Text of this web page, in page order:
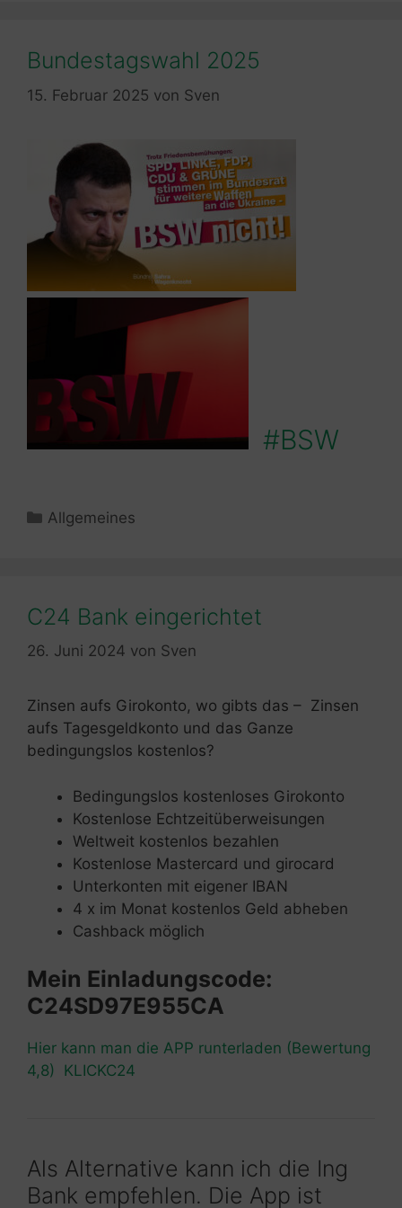
Bundestagswahl 2025
15. Februar 2025 von Sven
#BSW
Kategorien
Allgemeines
C24 Bank eingerichtet
26. Juni 2024 von Sven
Zinsen aufs Girokonto, wo gibts das – Zinsen
aufs Tagesgeldkonto und das Ganze
bedingungslos kostenlos?
Bedingungslos kostenloses Girokonto
Kostenlose Echtzeitüberweisungen
Weltweit kostenlos bezahlen
Kostenlose Mastercard und girocard
Unterkonten mit eigener IBAN
4 x im Monat kostenlos Geld abheben
Cashback möglich
Mein Einladungscode:
C24SD97E955CA
Hier kann man die APP runterladen (Bewertung
4,8) KLICKC24
Als Alternative kann ich die Ing
Bank empfehlen. Die App ist